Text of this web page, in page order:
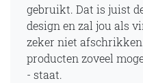
gebruikt. Dat is juist
design en zal jou als
zeker niet
producten zoveel
- staat.